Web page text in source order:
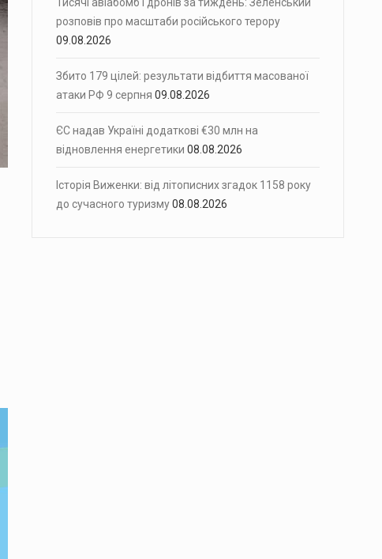
розповів про масштаби російського терору
09.08.2026
Збито 179 цілей: результати відбиття масованої
атаки РФ 9 серпня 09.08.2026
ЄС надав Україні додаткові €30 млн на
відновлення енергетики 08.08.2026
Історія Виженки: від літописних згадок 1158 року
до сучасного туризму08.08.2026